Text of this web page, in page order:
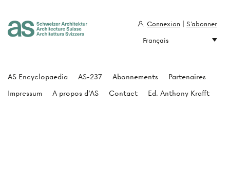
AS Encyclopaedia AS-237 Abonnements
Partenaires
Impressum
A propos d'AS Contact Ed. Anthony Krafft
Connexion
S'abonner
Français